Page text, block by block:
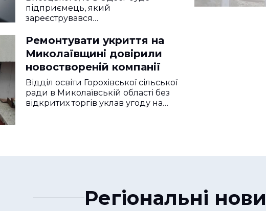
підприємець, який
зареєструвався…
Ремонтувати укриття на
Миколаївщині довірили
новоствореній компанії
Відділ освіти Горохівської сільської
ради в Миколаївській області без
відкритих торгів уклав угоду на…
Регіональні